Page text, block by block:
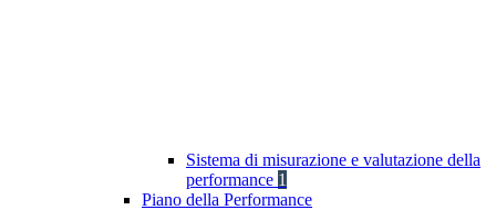
Sistema di misurazione e valutazione della
performance 1
Piano della Performance